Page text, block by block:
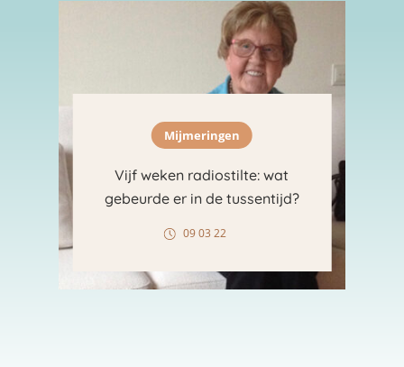
Mijmeringen
Vijf weken radiostilte: wat
gebeurde er in de tussentijd?
09 03 22